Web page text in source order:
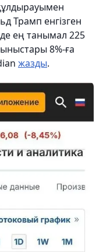
Трамп енгізген
ең танымал 225
8%-ға
жазды.